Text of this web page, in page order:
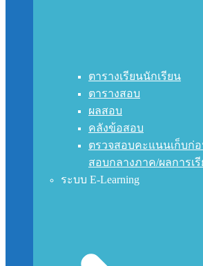
ตารางเรียนนักเรียน
ตารางสอบ
ผลสอบ
คลังข้อสอบ
ตรวจสอบคะแนนเก็บก่
สอบกลางภาค/ผลการเ
ระบบ E-Learning